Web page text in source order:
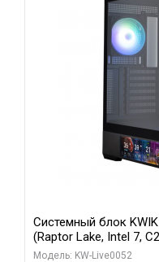
Системный блок
(Raptor Lake, Intel 7,
модуля)/ Palit RTX5080
Модель: KW-Live0052